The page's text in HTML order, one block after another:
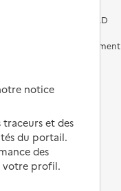
financières en EHPAD
Prévention, accompagnement
en EHPAD
Fin de vie en EHPAD
notice
et des
du portail.
des
votre profil.